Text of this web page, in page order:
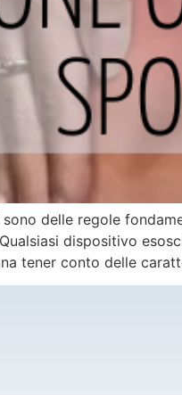
delle regole
dispositivo
tener conto delle